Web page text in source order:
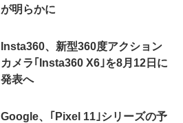
が明らかに
Insta360、新型360度アクション
カメラ｢Insta360 X6｣を8月12日に
発表へ
Google、｢Pixel 11｣シリーズの予